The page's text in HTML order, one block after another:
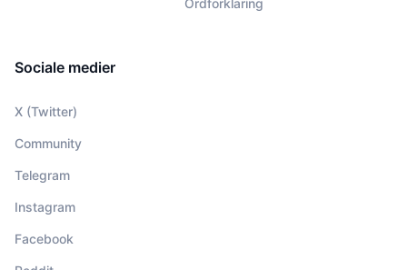
Ordforklaring
Sociale medier
X (Twitter)
Community
Telegram
Instagram
Facebook